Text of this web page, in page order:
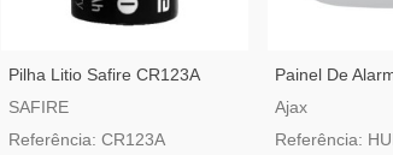
Pilha Litio Safire CR123A
SAFIRE
Referência: CR123A
Painel De
Branco
Ajax
Referência: